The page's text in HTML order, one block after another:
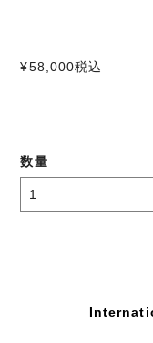
¥58,000税込
数量